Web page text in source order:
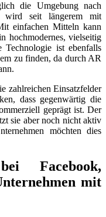
die Umgebung nach
wird seit längerem mit
einfachen Mitteln kann
hochmodernes, vielseitig
Technologie ist ebenfalls
zu finden, da durch AR
zahlreichen Einsatzfelder
dass gegenwärtig die
geprägt ist. Der
sie aber noch nicht aktiv
möchten dies
Facebook,
mit